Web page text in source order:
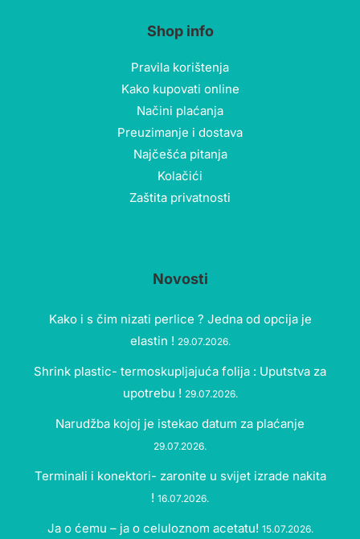
Shop info
Pravila korištenja
Kako kupovati online
Načini plaćanja
Preuzimanje i dostava
Najčešća pitanja
Kolačići
Zaštita privatnosti
Novosti
Kako i s čim nizati perlice ? Jedna od opcija je
elastin ! 29.07.2026.
Shrink plastic- termoskupljajuća folija : Uputstva za
upotrebu ! 29.07.2026.
Narudžba kojoj je istekao datum za plaćanje
29.07.2026.
Terminali i konektori- zaronite u svijet izrade nakita
! 16.07.2026.
Ja o ćemu – ja o celuloznom acetatu! 15.07.2026.